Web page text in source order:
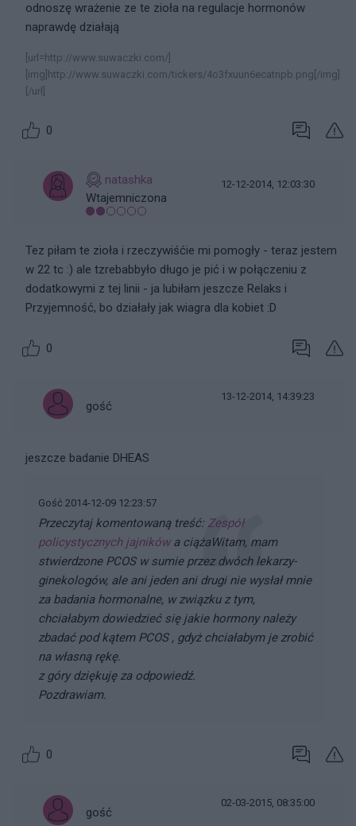
odnoszę wrażenie ze te zioła na regulacje hormonów
naprawdę działają
[url=http://www.suwaczki.com/]
[img]http://www.suwaczki.com/tickers/4o3fxuun6ecatnpb.png[/img]
[/url]
0
natashka
Wtajemniczona
12-12-2014, 12:03:30
Tez piłam te zioła i rzeczywiśćie mi pomogły - teraz jestem
w 22 tc :) ale tzrebabbyło długo je pić i w połączeniu z
dodatkowymi z tej linii - ja lubiłam jeszcze Relaks i
Przyjemność, bo działały jak wiagra dla kobiet :D
0
gość
13-12-2014, 14:39:23
jeszcze badanie DHEAS
Gość 2014-12-09 12:23:57
Przeczytaj komentowaną treść: Zespół
policystycznych jajnikówa ciążaWitam, mam
stwierdzone PCOS w sumie przez dwóch lekarzy-
ginekologów, ale ani jeden ani drugi nie wysłał mnie
za badania hormonalne, w związku z tym,
chciałabym dowiedzieć się jakie hormony należy
zbadać pod kątem PCOS , gdyż chciałabym je zrobić
na własną rękę.
z góry dziękuję za odpowiedź.
Pozdrawiam.
0
gość
02-03-2015, 08:35:00